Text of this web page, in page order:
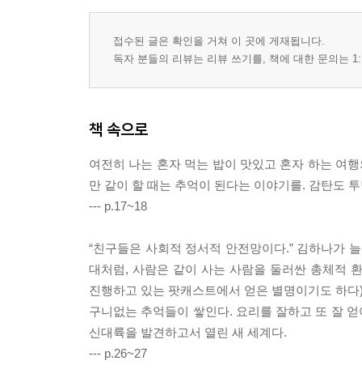
접수된 글은 확인을 거쳐 이 곳에 게재됩니다.
독자 분들의 리뷰는 리뷰 쓰기를, 책에 대한 문의는
책 속으로
여전히 나는 혼자 먹는 밥이 맛있고 혼자 하는 여
만 같이 할 때는 추억이 된다는 이야기를. 감탄도
--- p.17~18
“친구들은 사회적 정서적 안전망이다.” 김하나가
대처럼, 사람은 같이 사는 사람을 둘러싼 총체적
진행하고 있는 팟캐스트에서 얻은 별명이기도 하
구니없는 추억들이 쌓인다. 요리를 잘하고 또 잘
신대륙을 발견하고서 열린 새 세계다.
--- p.26~27